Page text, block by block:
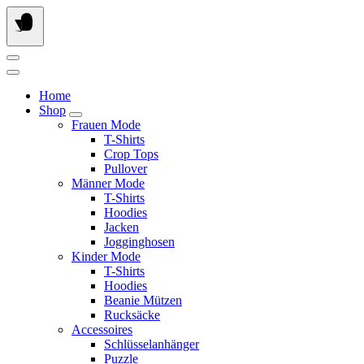
Springe
zum
Inhalt
Home
Shop
Frauen Mode
T-Shirts
Crop Tops
Pullover
Männer Mode
T-Shirts
Hoodies
Jacken
Jogginghosen
Kinder Mode
T-Shirts
Hoodies
Beanie Mützen
Rucksäcke
Accessoires
Schlüsselanhänger
Puzzle